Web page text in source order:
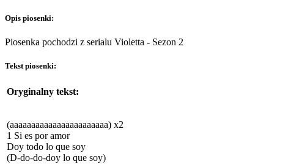
Opis piosenki:
Piosenka pochodzi z serialu Violetta - Sezon 2
Tekst piosenki:
Oryginalny tekst:
(aaaaaaaaaaaaaaaaaaaaaaa) x2
1 Si es por amor
Doy todo lo que soy
(D-do-do-doy lo que soy)